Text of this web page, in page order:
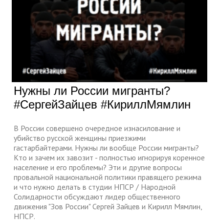
Нужны ли России мигранты?
#СергейЗайцев #КириллМямлин
В России совершено очередное изнасилование и
убийство русской женщины приезжими
гастарбайтерами. Нужны ли вообще России мигранты?
Кто и зачем их завозит - полностью игнорируя коренное
население и его проблемы? Эти и другие вопросы
провальной национальной политики правящего режима
и что нужно делать в студии НПСР / Народной
Солидарности обсуждают лидер общественного
движения "Зов России" Сергей Зайцев и Кирилл Мямлин,
НПСР.